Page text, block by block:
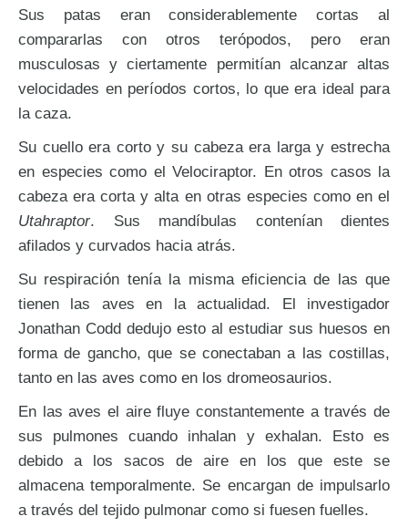
Sus patas eran considerablemente cortas al
compararlas con otros terópodos, pero eran
musculosas y ciertamente permitían alcanzar altas
velocidades en períodos cortos, lo que era ideal para
la caza.
Su cuello era corto y su cabeza era larga y estrecha
en especies como el Velociraptor. En otros casos la
cabeza era corta y alta en otras especies como en el
Utahraptor. Sus mandíbulas contenían dientes
afilados y curvados hacia atrás.
Su respiración tenía la misma eficiencia de las que
tienen las aves en la actualidad. El investigador
Jonathan Codd dedujo esto al estudiar sus huesos en
forma de gancho, que se conectaban a las costillas,
tanto en las aves como en los dromeosaurios.
En las aves el aire fluye constantemente a través de
sus pulmones cuando inhalan y exhalan. Esto es
debido a los sacos de aire en los que este se
almacena temporalmente. Se encargan de impulsarlo
a través del tejido pulmonar como si fuesen fuelles.